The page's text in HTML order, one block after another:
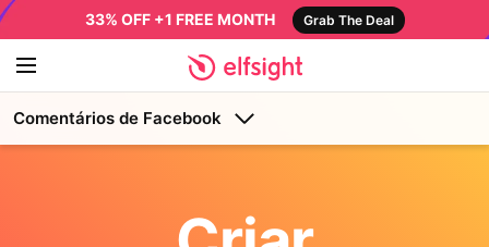
33% OFF +1 FREE MONTH Grab The Deal
Comentários de Facebook